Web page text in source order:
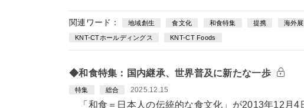
関連ワード： 地域創生 食文化 和食特集 提携 海外
KNT-CTホールディングス KNT-CT Foods
◆和食特集：国内継承、世界普及に新たな一歩
特集 総合 2025.12.15
「和食＝日本人の伝統的な食文化」が2013年12月4